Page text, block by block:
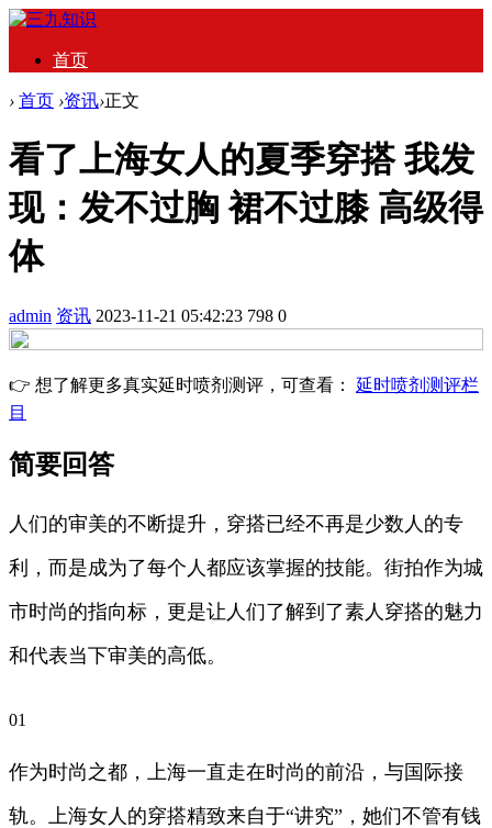
首页
› 首页 ›资讯›正文
看了上海女人的夏季穿搭 我发
现：发不过胸 裙不过膝 高级得
体
admin 资讯 2023-11-21 05:42:23 798 0
👉 想了解更多真实延时喷剂测评，可查看： 延时喷剂测评栏
目
简要回答
人们的审美的不断提升，穿搭已经不再是少数人的专
利，而是成为了每个人都应该掌握的技能。街拍作为城
市时尚的指向标，更是让人们了解到了素人穿搭的魅力
和代表当下审美的高低。
01
作为时尚之都，上海一直走在时尚的前沿，与国际接
轨。上海女人的穿搭精致来自于“讲究”，她们不管有钱